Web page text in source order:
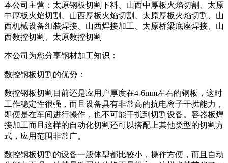
本公司主营：太原钢板切割下料、山西中厚板火焰切割、太原
中厚板火焰切割、山西厚板火焰切割、太原厚板火焰切割、山
西机械设备组装焊接、山西焊接加工、太原桥梁底座焊接、山
西数控切割、太原数控切割
本公司为您分享钢材加工知识：
数控钢板切割的优势：
数控钢板切割目前还是应用户厚度在4-6mm左右的钢板，这时
工作稳定性很强，而且设备具有非常高的抗电离子干扰能力，
即便是在车间进行操作，也不可能干扰到切割设备。容器板焊
接加工而且这样的自动化切割还可以搭配上其他类型的切割方
式，应用范围非常广。
数控钢板切割的设备一般体型都比较小，操作方便，而且自动